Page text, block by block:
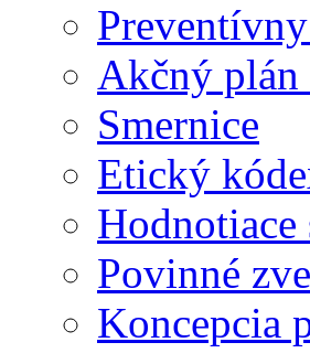
Akčný
Smernice
Etický
Povinné
Koncepcia